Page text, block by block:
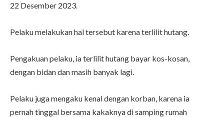
22 Desember 2023.
Pelaku melakukan hal tersebut karena terlilit hutang.
Pengakuan pelaku, ia terlilit hutang bayar kos-kosan,
dengan bidan dan masih banyak lagi.
Pelaku juga mengaku kenal dengan korban, karena ia
pernah tinggal bersama kakaknya di samping rumah